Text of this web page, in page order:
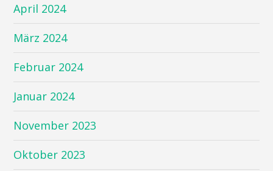
April 2024
März 2024
Februar 2024
Januar 2024
November 2023
Oktober 2023